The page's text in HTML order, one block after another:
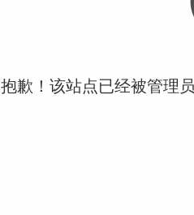
抱歉！该站点已经被管理